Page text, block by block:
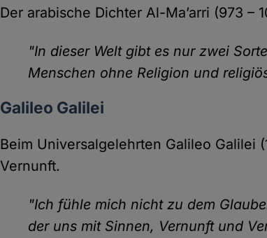
Der arabische Dichter Al-Ma’arri (973 –
"In dieser Welt gibt es nur zwei
Menschen ohne Religion und
Galileo Galilei
Beim Universalgelehrten Galileo Galilei
Vernunft.
"Ich fühle mich nicht zu dem
der uns mit Sinnen, Vernunft und